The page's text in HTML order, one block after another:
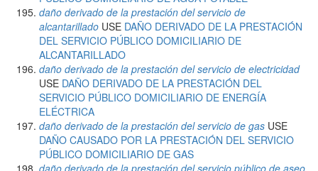
daño derivado de la prestación del servicio de
alcantarillado USE DAÑO DERIVADO DE LA PRESTACIÓN
DEL SERVICIO PÚBLICO DOMICILIARIO DE
ALCANTARILLADO
daño derivado de la prestación del servicio de electricidad
USE DAÑO DERIVADO DE LA PRESTACIÓN DEL
SERVICIO PÚBLICO DOMICILIARIO DE ENERGÍA
ELÉCTRICA
daño derivado de la prestación del servicio de gas USE
DAÑO CAUSADO POR LA PRESTACIÓN DEL SERVICIO
PÚBLICO DOMICILIARIO DE GAS
daño derivado de la prestación del servicio público de aseo